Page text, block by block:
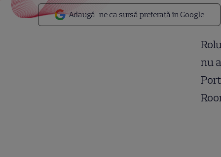
Adaugă-ne ca sursă preferată în Google
nu